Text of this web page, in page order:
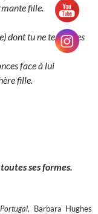
fille.
dont tu ne te soucies
face à lui
fille.
ses formes.
, Barbara Hughes